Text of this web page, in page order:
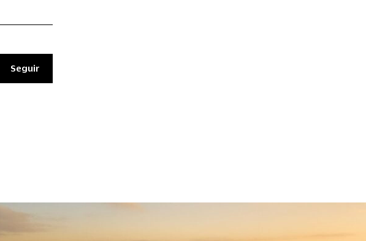
Seguir